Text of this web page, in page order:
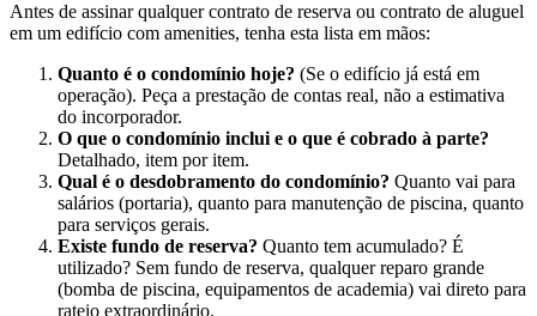
Antes de assinar qualquer contrato de reserva ou contrato de aluguel
em um edifício com amenities, tenha esta lista em mãos:
Quanto é o condomínio hoje? (Se o edifício já está em
operação). Peça a prestação de contas real, não a estimativa
do incorporador.
O que o condomínio inclui e o que é cobrado à parte?
Detalhado, item por item.
Qual é o desdobramento do condomínio? Quanto vai para
salários (portaria), quanto para manutenção de piscina, quanto
para serviços gerais.
Existe fundo de reserva? Quanto tem acumulado? É
utilizado? Sem fundo de reserva, qualquer reparo grande
(bomba de piscina, equipamentos de academia) vai direto para
rateio extraordinário.